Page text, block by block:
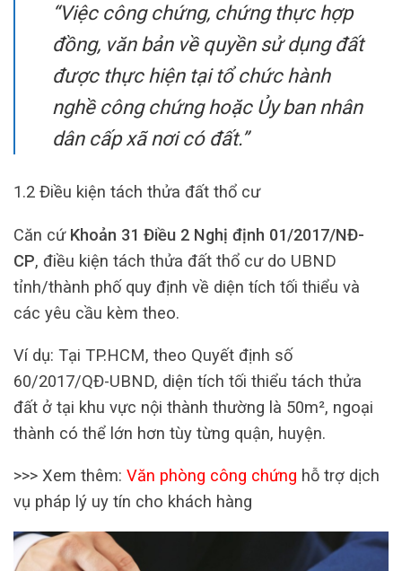
“Việc công chứng, chứng thực hợp
đồng, văn bản về quyền sử dụng đất
được thực hiện tại tổ chức hành
nghề công chứng hoặc Ủy ban nhân
dân cấp xã nơi có đất.”
1.2 Điều kiện tách thửa đất thổ cư
Căn cứ Khoản 31 Điều 2 Nghị định 01/2017/NĐ-
CP, điều kiện tách thửa đất thổ cư do UBND
tỉnh/thành phố quy định về diện tích tối thiểu và
các yêu cầu kèm theo.
Ví dụ: Tại TP.HCM, theo Quyết định số
60/2017/QĐ-UBND, diện tích tối thiểu tách thửa
đất ở tại khu vực nội thành thường là 50m², ngoại
thành có thể lớn hơn tùy từng quận, huyện.
>>> Xem thêm: Văn phòng công chứng hỗ trợ dịch
vụ pháp lý uy tín cho khách hàng